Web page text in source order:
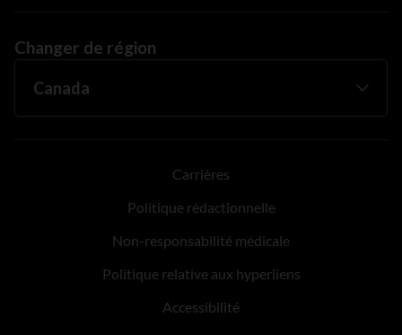
Changer de région
Carrières
Politique rédactionnelle
Non-responsabilité médicale
Politique relative aux hyperliens
Accessibilité